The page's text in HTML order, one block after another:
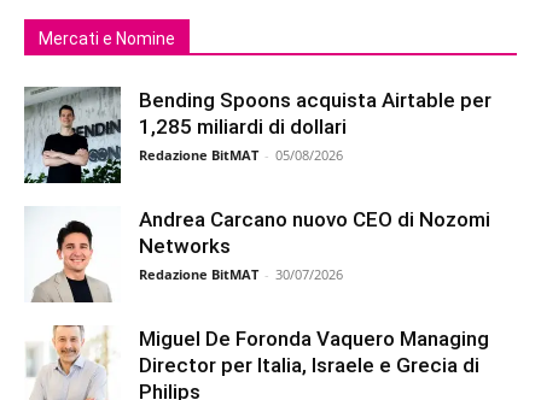
Mercati e Nomine
Bending Spoons acquista Airtable per
1,285 miliardi di dollari
Redazione BitMAT - 05/08/2026
Andrea Carcano nuovo CEO di Nozomi
Networks
Redazione BitMAT - 30/07/2026
Miguel De Foronda Vaquero Managing
Director per Italia, Israele e Grecia di
Philips